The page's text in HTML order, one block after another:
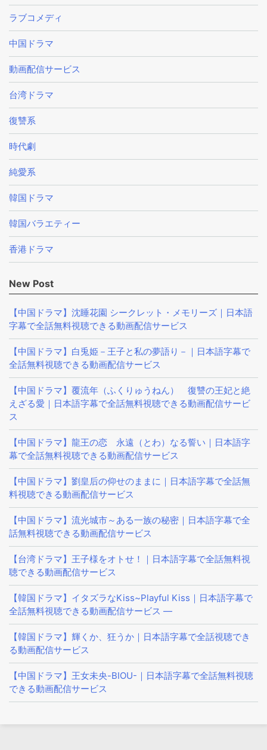
ラブコメディ
中国ドラマ
動画配信サービス
台湾ドラマ
復讐系
時代劇
純愛系
韓国ドラマ
韓国バラエティー
香港ドラマ
New Post
【中国ドラマ】沈睡花園 シークレット・メモリーズ｜日本語
字幕で全話無料視聴できる動画配信サービス
【中国ドラマ】白兎姫－王子と私の夢語り－｜日本語字幕で
全話無料視聴できる動画配信サービス
【中国ドラマ】覆流年（ふくりゅうねん） 復讐の王妃と絶
えざる愛｜日本語字幕で全話無料視聴できる動画配信サービ
ス
【中国ドラマ】龍王の恋 永遠（とわ）なる誓い｜日本語字
幕で全話無料視聴できる動画配信サービス
【中国ドラマ】劉皇后の仰せのままに｜日本語字幕で全話無
料視聴できる動画配信サービス
【中国ドラマ】流光城市～ある一族の秘密｜日本語字幕で全
話無料視聴できる動画配信サービス
【台湾ドラマ】王子様をオトせ！｜日本語字幕で全話無料視
聴できる動画配信サービス
【韓国ドラマ】イタズラなKiss~Playful Kiss｜日本語字幕で
全話無料視聴できる動画配信サービス —
【韓国ドラマ】輝くか、狂うか｜日本語字幕で全話視聴でき
る動画配信サービス
【中国ドラマ】王女未央-BIOU-｜日本語字幕で全話無料視聴
できる動画配信サービス